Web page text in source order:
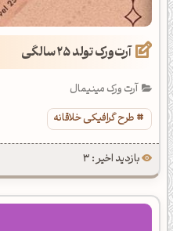
آرت‌ورک تولد 25 سالگی
آرت ورک مینیمال
طرح گرافیکی خلاقانه
بازدید اخیر : 3